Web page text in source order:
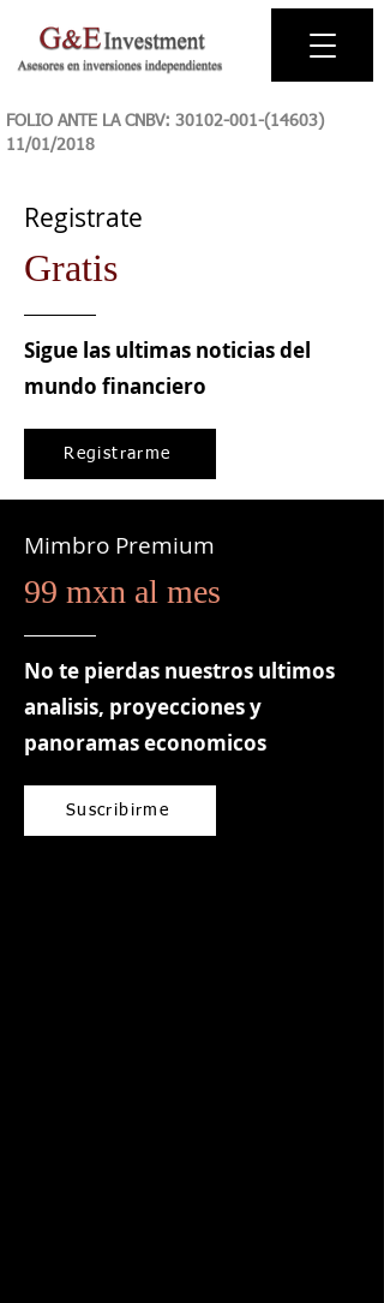
FOLIO ANTE LA CNBV: 30102-001-(14603)
11/01/2018
Registrate
Gratis
Sigue las ultimas noticias del
mundo financiero
Registrarme
Mimbro Premium
99 mxn al mes
No te pierdas nuestros ultimos
analisis, proyecciones y
panoramas economicos
Suscribirme